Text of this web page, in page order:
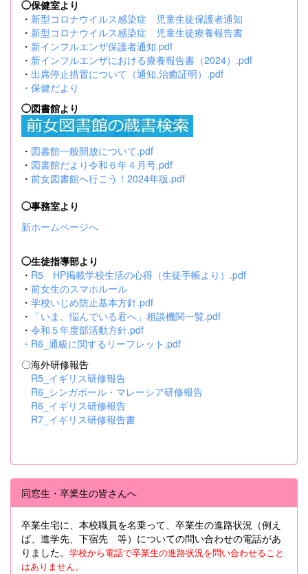
◯保健室より
・ 新型コロナウイルス感染症 児童生徒保護者通知
・ 新型コロナウイルス感染症 児童生徒療養報告書
・ 新インフルエンザ保護者通知.pdf
・ 新インフルエンザにおける療養報告書（2024）.pdf
・ 出席停止措置について（通知,治癒証明）.pdf
・ 保健だより
◯図書館より
・ 図書館一般開放について.pdf
・ 図書館だより令和６年４月号.pdf
・ 前女図書館へ行こう！2024年版.pdf
◯事務室より
新ホームページへ
◯生徒指導部より
・ R5 HP掲載学校生活の心得（生徒手帳より）.pdf
・ 前女生のスマホルール
・ 学校いじめ防止基本方針.pdf
・
「いま、悩んでいる君へ」相談機関一覧.pdf
・ 令和５年度部活動方針.pdf
・ R6_通級に関するリーフレット.pdf
〇海外研修報告
R5_イギリス研修報告
R6_シンガポール・マレーシア研修報告
R6_イギリス研修報告
R7_イギリス研修報告書
同窓生・卒業生の皆さんへ
卒業生宅に、本校職員を名乗って、卒業生の進路状況（例え
ば、進学先、下宿先 等）についての問い合わせの電話があ
りました。 学校から電話で卒業生の進路状況を問い合わせること
はありません。